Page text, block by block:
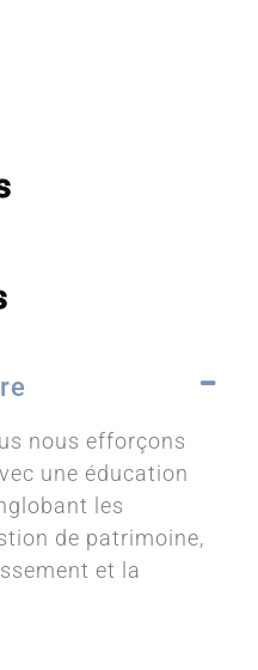
nous efforçons
une éducation
les
de patrimoine,
et la